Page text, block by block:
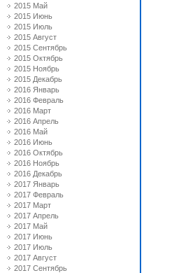
2015 Май
2015 Июнь
2015 Июль
2015 Август
2015 Сентябрь
2015 Октябрь
2015 Ноябрь
2015 Декабрь
2016 Январь
2016 Февраль
2016 Март
2016 Апрель
2016 Май
2016 Июнь
2016 Октябрь
2016 Ноябрь
2016 Декабрь
2017 Январь
2017 Февраль
2017 Март
2017 Апрель
2017 Май
2017 Июнь
2017 Июль
2017 Август
2017 Сентябрь